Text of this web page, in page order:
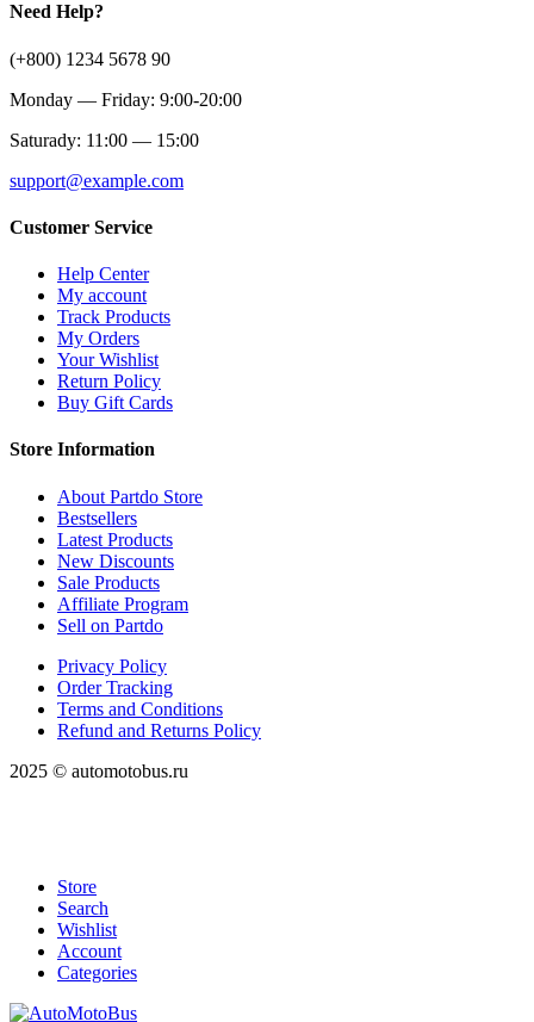
Need Help?
(+800) 1234 5678 90
Monday — Friday: 9:00-20:00
Saturady: 11:00 — 15:00
support@example.com
Customer Service
Help Center
My account
Track Products
My Orders
Your Wishlist
Return Policy
Buy Gift Cards
Store Information
About Partdo Store
Bestsellers
Latest Products
New Discounts
Sale Products
Affiliate Program
Sell on Partdo
Privacy Policy
Order Tracking
Terms and Conditions
Refund and Returns Policy
2025 © automotobus.ru
Store
Search
Wishlist
Account
Categories